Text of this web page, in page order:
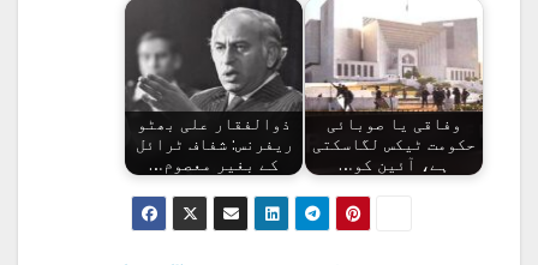
وفاقی یا صوبائی
حکومت ٹیکس لگاسکتی
ہے، آئین کو…
ذوالفقار علی بھٹو
ریفرنس: شفاف ٹرائل
کے بغیر معصوم…